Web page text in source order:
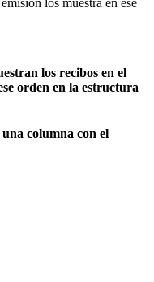
los muestra en ese
los recibos en el
orden en la estructura
columna con el